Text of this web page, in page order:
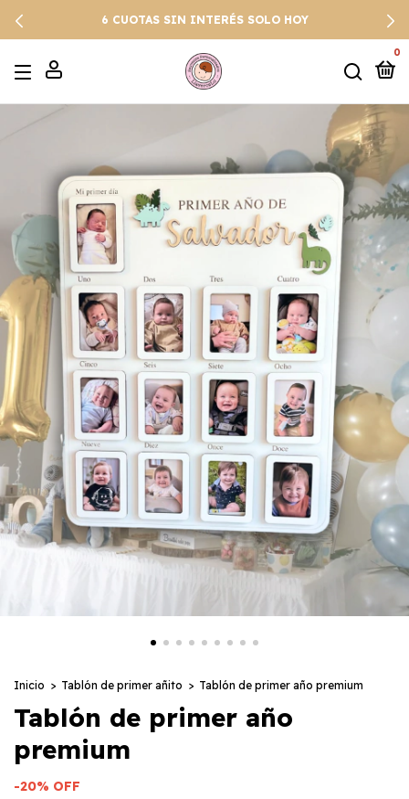
6 CUOTAS SIN INTERÉS SOLO HOY
0
Inicio > Tablón de primer añito > Tablón de primer año premium
Tablón de primer año
premium
-20% OFF